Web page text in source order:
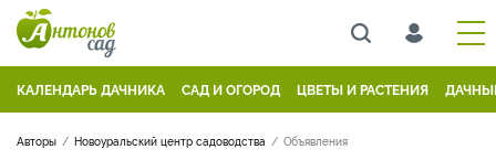
КАЛЕНДАРЬ ДАЧНИКА САД И ОГОРОД ЦВЕТЫ И РАСТЕНИЯ
Авторы Новоуральский центр садоводства Объявления